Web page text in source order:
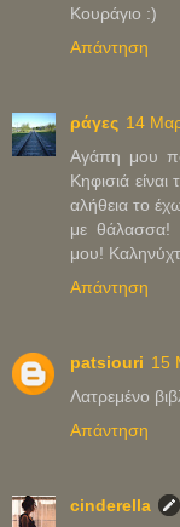
Κουράγιο :)
Απάντηση
ράγες 14
Αγάπη μου
Κηφισιά
αλήθεια το
με θάλασσα!
μου!
Απάντηση
patsiouri 15
Λατρεμένο
Απάντηση
cinderella